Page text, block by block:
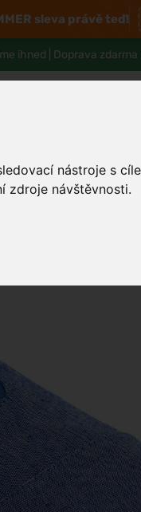
nástroje s
zdroje návštěvnosti.
sleva právě teď!
ihned | Doprava zdarma
Děti